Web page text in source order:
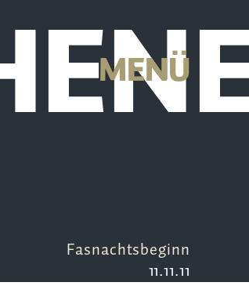
MENÜ
Fasnachtsbeginn
11.11.11